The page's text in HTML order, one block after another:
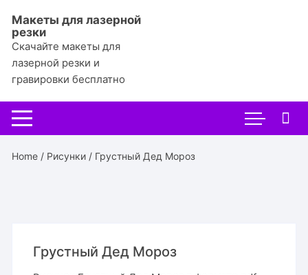
содержимому
Макеты для лазерной
резки
Скачайте макеты для
лазерной резки и
гравировки бесплатно
Home / Рисунки / Грустный Дед Мороз
Грустный Дед Мороз